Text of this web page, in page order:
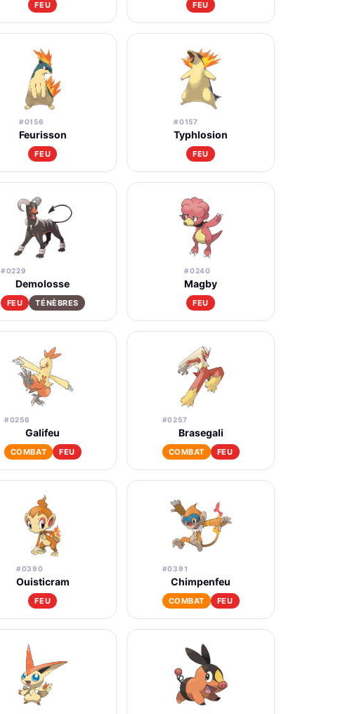
FEU FEU
#0156
Feurisson
FEU
#0157
Typhlosion
FEU
#0229
Demolosse
FEU TÉNÈBRES
#0240
Magby
FEU
#0256
Galifeu
COMBAT FEU
#0257
Brasegali
COMBAT FEU
#0390
Ouisticram
FEU
#0391
Chimpenfeu
COMBAT FEU